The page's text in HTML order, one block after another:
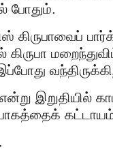
போதும்.
கிருபாவைப்
இறுதியில்